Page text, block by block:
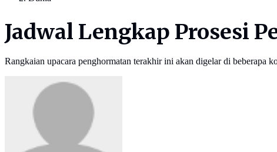
Jadwal Lengkap Prosesi
Rangkaian upacara penghormatan terakhir ini akan digelar di beberapa